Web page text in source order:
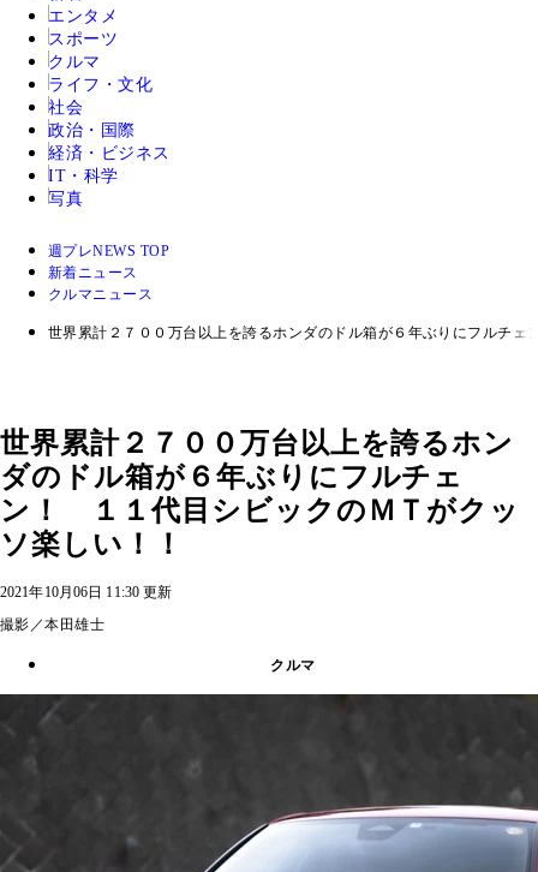
エンタメ
スポーツ
クルマ
ライフ・文化
社会
政治・国際
経済・ビジネス
IT・科学
写真
週プレNEWS TOP
新着ニュース
クルマニュース
世界累計２７００万台以上を誇るホンダのドル箱が６年ぶりにフルチ
世界累計２７００万台以上を誇るホン
ダのドル箱が６年ぶりにフルチェ
ン！ １１代目シビックのＭＴがクッ
ソ楽しい！！
2021年10月06日 11:30 更新
撮影／本田雄士
クルマ